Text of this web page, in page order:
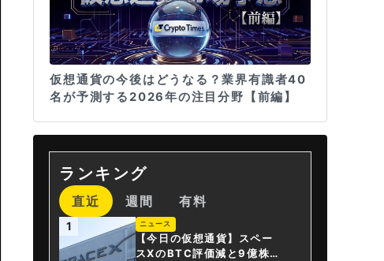
仮想通貨の今後はどうなる？業界有識者40
名が予測する2026年の注目分野【前編】
ランキング
直近 週間 有料
1 ニュース
【今日の仮想通貨】スペー
スXのBTC評価減と9億株の